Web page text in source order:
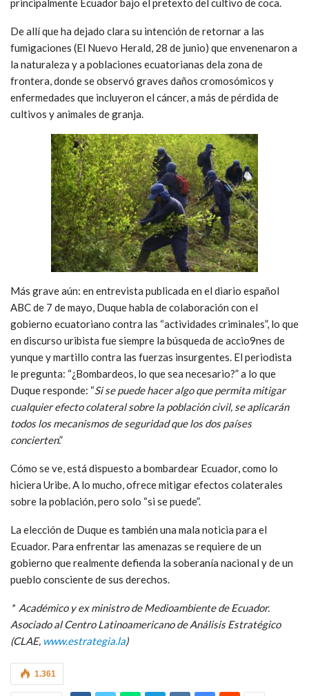
De allí que ha dejado clara su intención de retornar a las
fumigaciones (El Nuevo Herald, 28 de junio) que envenenaron a
la naturaleza y a poblaciones ecuatorianas dela zona de
frontera, donde se observó graves daños cromosómicos y
enfermedades que incluyeron el cáncer, a más de pérdida de
cultivos y animales de granja.
Más grave aún: en entrevista publicada en el diario español
ABC de 7 de mayo, Duque habla de colaboración con el
gobierno ecuatoriano contra las “actividades criminales”, lo que
en discurso uribista fue siempre la búsqueda de accio9nes de
yunque y martillo contra las fuerzas insurgentes. El periodista
le pregunta: “¿Bombardeos, lo que sea necesario?” a lo que
Duque responde: “Si se puede hacer algo que permita mitigar
cualquier efecto colateral sobre la población civil, se aplicarán
todos los mecanismos de seguridad que los dos países
concierten.”
Cómo se ve, está dispuesto a bombardear Ecuador, como lo
hiciera Uribe. A lo mucho, ofrece mitigar efectos colaterales
sobre la población, pero solo “si se puede”.
La elección de Duque es también una mala noticia para el
Ecuador. Para enfrentar las amenazas se requiere de un
gobierno que realmente defienda la soberanía nacional y de un
pueblo consciente de sus derechos.
* Académico y ex ministro de Medioambiente de Ecuador.
Asociado al Centro Latinoamericano de Análisis Estratégico
(CLAE, www.estrategia.la)
1.361